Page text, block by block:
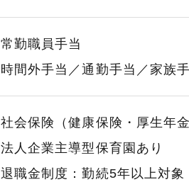
常勤職員手当
時間外手当／通勤手当／家族
社会保険（健康保険・厚生年
法人企業主導型保育園あり
退職金制度：勤続5年以上対象